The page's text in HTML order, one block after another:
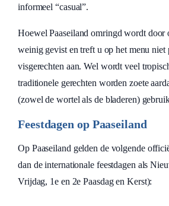
informeel “casual”.
Hoewel Paaseiland omringd wordt door
weinig gevist en treft u op het menu niet
visgerechten aan. Wel wordt veel
traditionele gerechten worden zoete
(zowel de wortel als de bladeren)
Feestdagen op Paaseiland
Op Paaseiland gelden de volgende
dan de internationale feestdagen als
Vrijdag, 1e en 2e Paasdag en Kerst):